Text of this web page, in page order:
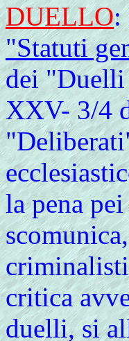
DUELLO:
"Statuti
dei "Duelli
XXV- 3/4
la pena
critica
duelli, si